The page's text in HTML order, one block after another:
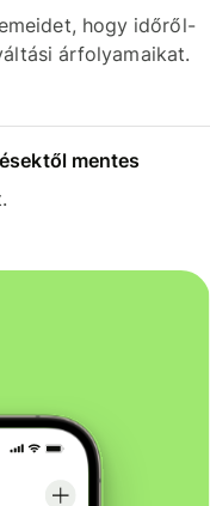
hogy időről-
árfolyamaikat.
mentes